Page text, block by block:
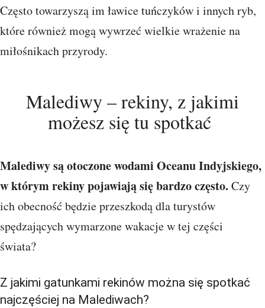
Często towarzyszą im ławice tuńczyków i innych ryb,
które również mogą wywrzeć wielkie wrażenie na
miłośnikach przyrody.
Malediwy – rekiny, z jakimi
możesz się tu spotkać
Malediwy są otoczone wodami Oceanu Indyjskiego,
w którym rekiny pojawiają się bardzo często. Czy
ich obecność będzie przeszkodą dla turystów
spędzających wymarzone wakacje w tej części
świata?
Z jakimi gatunkami rekinów można się spotkać
najczęściej na Malediwach?